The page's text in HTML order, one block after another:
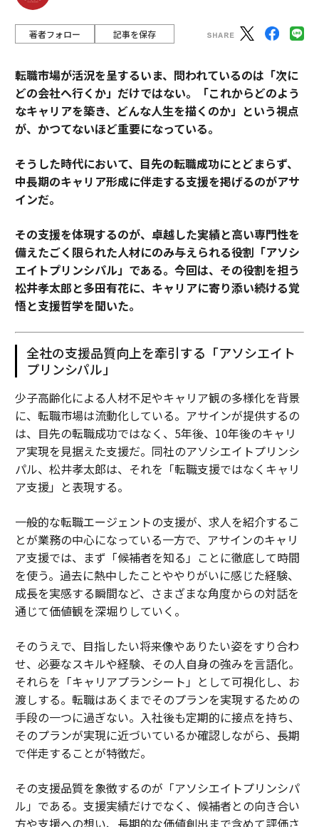
著者フォロー 記事を保存
転職市場が活況を呈するいま、問われているのは「次に
どの会社へ行くか」だけではない。「これからどのよう
なキャリアを築き、どんな人生を描くのか」という視点
が、かつてないほど重要になっている。
そうした時代において、目先の転職成功にとどまらず、
中長期のキャリア形成に伴走する支援を掲げるのがアサ
インだ。
その支援を体現するのが、卓越した実績と高い専門性を
備えたごく限られた人材にのみ与えられる役割「アソシ
エイトプリンシパル」である。今回は、その役割を担う
松井孝太郎と多田有花に、キャリアに寄り添い続ける覚
悟と支援哲学を聞いた。
全社の支援品質向上を牽引する「アソシエイト
プリンシパル」
少子高齢化による人材不足やキャリア観の多様化を背景
に、転職市場は流動化している。アサインが提供するの
は、目先の転職成功ではなく、5年後、10年後のキャリ
ア実現を見据えた支援だ。同社のアソシエイトプリンシ
パル、松井孝太郎は、それを「転職支援ではなくキャリ
ア支援」と表現する。
一般的な転職エージェントの支援が、求人を紹介するこ
とが業務の中心になっている一方で、アサインのキャリ
ア支援では、まず「候補者を知る」ことに徹底して時間
を使う。過去に熱中したことややりがいに感じた経験、
成長を実感する瞬間など、さまざまな角度からの対話を
通じて価値観を深堀りしていく。
そのうえで、目指したい将来像やありたい姿をすり合わ
せ、必要なスキルや経験、その人自身の強みを言語化。
それらを「キャリアプランシート」として可視化し、お
渡しする。転職はあくまでそのプランを実現するための
手段の一つに過ぎない。入社後も定期的に接点を持ち、
そのプランが実現に近づいているか確認しながら、長期
で伴走することが特徴だ。
その支援品質を象徴するのが「アソシエイトプリンシパ
ル」である。支援実績だけでなく、候補者との向き合い
方や支援への想い、長期的な価値創出まで含めて評価さ